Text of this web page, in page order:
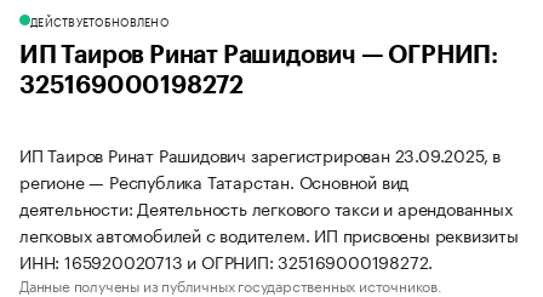
ДЕЙСТВУЕТОБНОВЛЕНО
ИП Таиров Ринат Рашидович — ОГРНИП:
325169000198272
ИП Таиров Ринат Рашидович зарегистрирован 23.09.2025, в
регионе — Республика Татарстан. Основной вид
деятельности: Деятельность легкового такси и арендованных
легковых автомобилей с водителем. ИП присвоены реквизиты
ИНН: 165920020713 и ОГРНИП: 325169000198272.
Данные получены из публичных государственных источников.